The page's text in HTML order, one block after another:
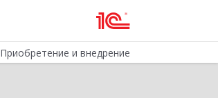
Приобретение и внедрение